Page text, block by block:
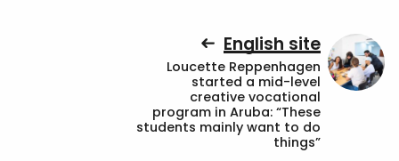
English site
Loucette Reppenhagen
started a mid-level
creative vocational
program in Aruba: “These
students mainly want to do
things”